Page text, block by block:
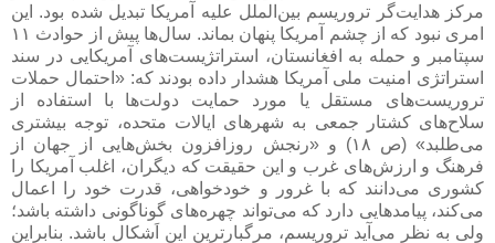
مرکز هدایت‌گر تروریسم بین‌الملل علیه آمریکا تبدیل شده بود. این
امری نبود که از چشم آمریکا پنهان بماند. سال‌ها پیش از حوادث ۱۱
سپتامبر و حمله به افغانستان، استراتژیست‌های آمریکایی در سند
استراتژی امنیت ملی آمریکا هشدار داده بودند که: «احتمال حملات
تروریست‌های مستقل یا مورد حمایت دولت‌ها با استفاده از
سلاح‌های کشتار جمعی به شهرهای ایالات متحده، توجه بیشتری
می‌طلبد» (ص ۱۸) و «رنجش روزافزون بخش‌هایی از جهان از
فرهنگ و ارزش‌های غرب و این حقیقت که دیگران، اغلب آمریکا را
کشوری می‌دانند که با غرور و خودخواهی، قدرت خود را اعمال
می‌کند، پیامدهایی دارد که می‌تواند چهره‌های گوناگونی داشته باشد؛
ولی به نظر می‌آید تروریسم، مرگبارترین این اَشکال باشد. بنابراین